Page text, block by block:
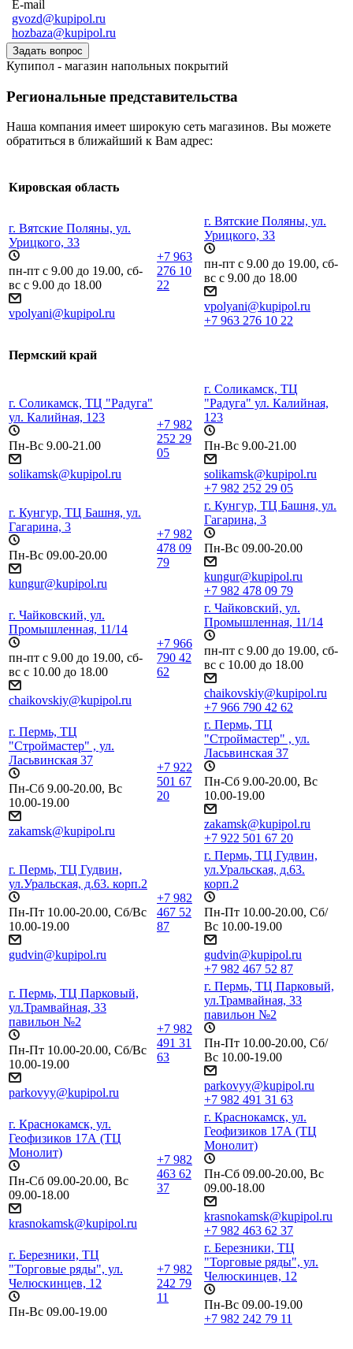
E-mail
gvozd@kupipol.ru
hozbaza@kupipol.ru
Задать вопрос
Купипол - магазин напольных покрытий
Региональные представительства
Наша компания имеет широкую сеть магазинов. Вы можете
обратиться в ближайший к Вам адрес:
Кировская область
г. Вятские Поляны, ул.
Урицкого, 33
пн-пт с 9.00 до 19.00, сб-
вс с 9.00 до 18.00
vpolyani@kupipol.ru
+7 963
276 10
22
г. Вятские Поляны, ул.
Урицкого, 33
пн-пт с 9.00 до 19.00, сб-
вс с 9.00 до 18.00
vpolyani@kupipol.ru
+7 963 276 10 22
Пермский край
г. Соликамск, ТЦ "Радуга"
ул. Калийная, 123
Пн-Вс 9.00-21.00
solikamsk@kupipol.ru
+7 982
252 29
05
г. Соликамск, ТЦ
"Радуга" ул. Калийная,
123
Пн-Вс 9.00-21.00
solikamsk@kupipol.ru
+7 982 252 29 05
г. Кунгур, ТЦ Башня, ул.
Гагарина, 3
Пн-Вс 09.00-20.00
kungur@kupipol.ru
+7 982
478 09
79
г. Кунгур, ТЦ Башня, ул.
Гагарина, 3
Пн-Вс 09.00-20.00
kungur@kupipol.ru
+7 982 478 09 79
г. Чайковский, ул.
Промышленная, 11/14
пн-пт с 9.00 до 19.00, сб-
вс с 10.00 до 18.00
chaikovskiy@kupipol.ru
+7 966
790 42
62
г. Чайковский, ул.
Промышленная, 11/14
пн-пт с 9.00 до 19.00, сб-
вс с 10.00 до 18.00
chaikovskiy@kupipol.ru
+7 966 790 42 62
г. Пермь, ТЦ
"Строймастер" , ул.
Ласьвинская 37
Пн-Сб 9.00-20.00, Вс
10.00-19.00
zakamsk@kupipol.ru
+7 922
501 67
20
г. Пермь, ТЦ
"Строймастер" , ул.
Ласьвинская 37
Пн-Сб 9.00-20.00, Вс
10.00-19.00
zakamsk@kupipol.ru
+7 922 501 67 20
г. Пермь, ТЦ Гудвин,
ул.Уральская, д.63. корп.2
Пн-Пт 10.00-20.00, Сб/Вс
10.00-19.00
gudvin@kupipol.ru
+7 982
467 52
87
г. Пермь, ТЦ Гудвин,
ул.Уральская, д.63.
корп.2
Пн-Пт 10.00-20.00, Сб/
Вс 10.00-19.00
gudvin@kupipol.ru
+7 982 467 52 87
г. Пермь, ТЦ Парковый,
ул.Трамвайная, 33
павильон №2
Пн-Пт 10.00-20.00, Сб/Вс
10.00-19.00
parkovyy@kupipol.ru
+7 982
491 31
63
г. Пермь, ТЦ Парковый,
ул.Трамвайная, 33
павильон №2
Пн-Пт 10.00-20.00, Сб/
Вс 10.00-19.00
parkovyy@kupipol.ru
+7 982 491 31 63
г. Краснокамск, ул.
Геофизиков 17А (ТЦ
Монолит)
Пн-Сб 09.00-20.00, Вс
09.00-18.00
krasnokamsk@kupipol.ru
+7 982
463 62
37
г. Краснокамск, ул.
Геофизиков 17А (ТЦ
Монолит)
Пн-Сб 09.00-20.00, Вс
09.00-18.00
krasnokamsk@kupipol.ru
+7 982 463 62 37
г. Березники, ТЦ
"Торговые ряды", ул.
Челюскинцев, 12
Пн-Вс 09.00-19.00
+7 982
242 79
11
г. Березники, ТЦ
"Торговые ряды", ул.
Челюскинцев, 12
Пн-Вс 09.00-19.00
+7 982 242 79 11